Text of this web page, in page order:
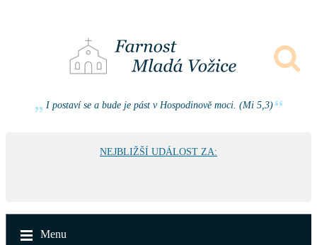
I postaví se a bude je pást v Hospodinově moci. (Mi 5,3)
NEJBLIŽŠÍ UDÁLOST ZA:
Menu